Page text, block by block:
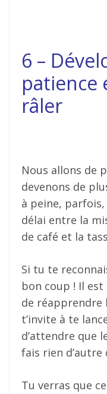
6 –
patience
râler
Nous allons de
devenons de
à peine,
délai entre la
de café et la
Si tu te
bon coup ! Il
de réapprendre
t’invite à te
d’attendre que
fais rien d’autre
Tu verras que